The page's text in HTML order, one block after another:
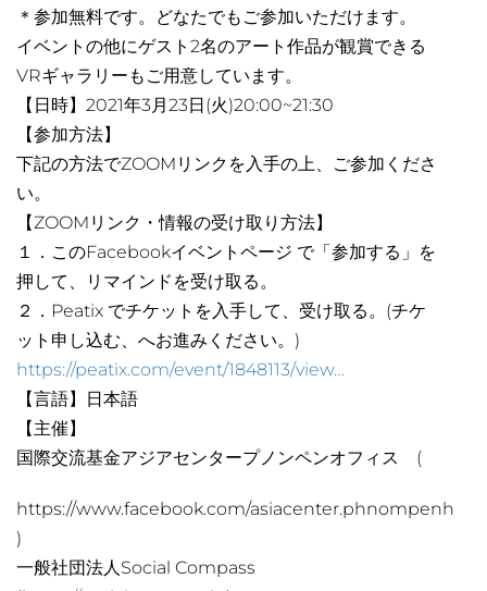
＊参加無料です。どなたでもご参加いただけます。
イベントの他にゲスト2名のアート作品が観賞できる
VRギャラリーもご用意しています。
【日時】2021年3月23日(火)20:00~21:30
【参加方法】
下記の方法でZOOMリンクを入手の上、ご参加くださ
い。
【ZOOMリンク・情報の受け取り方法】
１．このFacebookイベントページ で「参加する」を
押して、リマインドを受け取る。
２．Peatix でチケットを入手して、受け取る。(チケ
ット申し込む、へお進みください。)
https://peatix.com/event/1848113/view…
【言語】日本語
【主催】
国際交流基金アジアセンタープノンペンオフィス (
https://www.facebook.com/asiacenter.phnompenh
)
一般社団法人Social Compass